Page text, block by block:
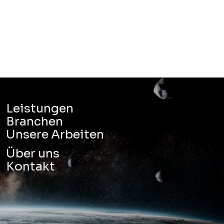
Leistungen
Branchen
Unsere Arbeiten
Über uns
Kontakt